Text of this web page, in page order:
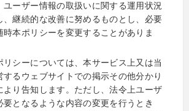
ユーザー情報の取扱いに関する運用状況
、継続的な改善に努めるものとし、必要
時本ポリシーを変更することがありま
リシーについては、本サービス上又は当
するウェブサイトでの掲示その他分かり
より告知します。ただし、法令上ユーザ
要となるような内容の変更を行うとき